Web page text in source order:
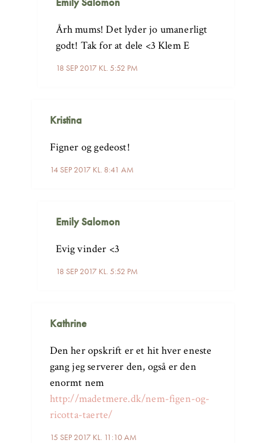
18 SEP 2017 KL. 5:52 PM
Årh mums! Det lyder jo umanerligt
godt! Tak for at dele <3 Klem E
Kristina
14 SEP 2017 KL. 8:41 AM
Figner og gedeost!
Emily Salomon
18 SEP 2017 KL. 5:52 PM
Evig vinder <3
Kathrine
15 SEP 2017 KL. 11:10 AM
Den her opskrift er et hit hver eneste
gang jeg serverer den, også er den
enormt nem
http://madetmere.dk/nem-figen-og-
ricotta-taerte/